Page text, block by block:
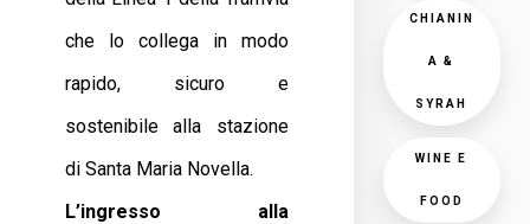
che lo collega in modo
rapido, sicuro e
sostenibile alla stazione
di Santa Maria Novella.
L’ingresso alla
CHIANIN
A &
SYRAH
WINE E
FOOD